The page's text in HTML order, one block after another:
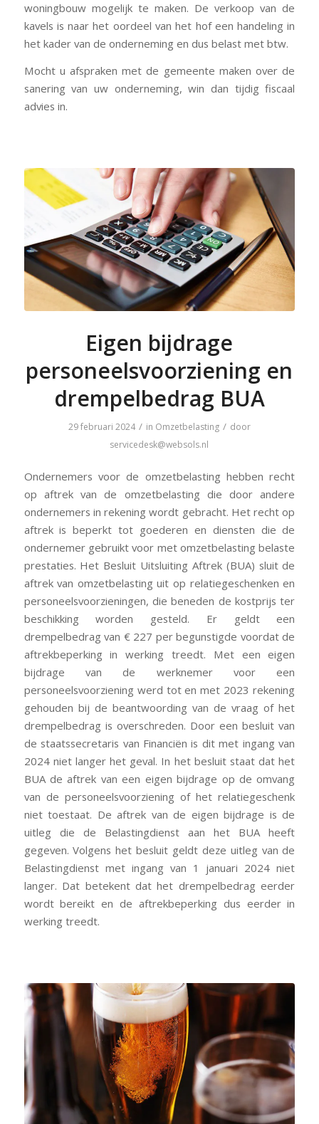
woningbouw mogelijk te maken. De verkoop van de
kavels is naar het oordeel van het hof een handeling in
het kader van de onderneming en dus belast met btw.
Mocht u afspraken met de gemeente maken over de
sanering van uw onderneming, win dan tijdig fiscaal
advies in.
Eigen bijdrage
personeelsvoorziening en
drempelbedrag BUA
29 februari 2024 / in Omzetbelasting / door
servicedesk@websols.nl
Ondernemers voor de omzetbelasting hebben recht
op aftrek van de omzetbelasting die door andere
ondernemers in rekening wordt gebracht. Het recht op
aftrek is beperkt tot goederen en diensten die de
ondernemer gebruikt voor met omzetbelasting belaste
prestaties. Het Besluit Uitsluiting Aftrek (BUA) sluit de
aftrek van omzetbelasting uit op relatiegeschenken en
personeelsvoorzieningen, die beneden de kostprijs ter
beschikking worden gesteld. Er geldt een
drempelbedrag van € 227 per begunstigde voordat de
aftrekbeperking in werking treedt. Met een eigen
bijdrage van de werknemer voor een
personeelsvoorziening werd tot en met 2023 rekening
gehouden bij de beantwoording van de vraag of het
drempelbedrag is overschreden. Door een besluit van
de staatssecretaris van Financiën is dit met ingang van
2024 niet langer het geval. In het besluit staat dat het
BUA de aftrek van een eigen bijdrage op de omvang
van de personeelsvoorziening of het relatiegeschenk
niet toestaat. De aftrek van de eigen bijdrage is de
uitleg die de Belastingdienst aan het BUA heeft
gegeven. Volgens het besluit geldt deze uitleg van de
Belastingdienst met ingang van 1 januari 2024 niet
langer. Dat betekent dat het drempelbedrag eerder
wordt bereikt en de aftrekbeperking dus eerder in
werking treedt.